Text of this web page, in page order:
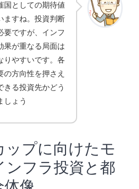
国としての期待値
ますね。投資判断
要ですが、インフ
果が重なる局面は
りやすいです。各
の方向性を押さえ
きる投資先かどう
しょう
ップに向けたモ
ンフラ投資と都